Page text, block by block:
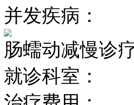
并发疾病：
肠蠕动减慢诊
就诊科室：